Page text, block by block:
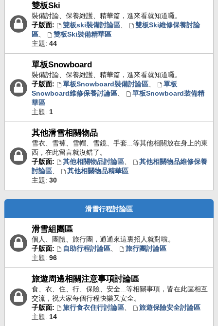
雙板Ski
裝備討論、保養維護、精華篇，進來看就知道囉。
子版面:
雙板ski裝備討論區、
雙板Ski維修保養討論
區
雙板Ski裝備精華區
主題: 44
單板Snowboard
裝備討論、保養維護、精華篇，進來看就知道囉。
子版面:
單板Snowboard裝備討論區、
單板
Snowboard維修保養討論區
單板Snowboard裝備精
華區
主題: 1
其他滑雪相關物品
雪衣、雪褲、雪帽、雪鏡、手套...等其他相關放在身上的東
西，在此留言就沒錯了。
子版面:
其他相關物品討論區、
其他相關物品維修保養
討論區
其他相關物品精華區
主題: 30
滑雪行程討論區
滑雪組團區
個人、團體、旅行團，通通來這裏招人就對啦。
子版面:
自助行程討論區、
旅行團討論區
主題: 96
旅遊周邊相關注意事項討論區
食、衣、住、行、保險、安全...等相關事項，皆在此區相互
交流，祝大家每個行程快樂又安全。
子版面:
旅行食衣住行討論區、
旅遊保險安全討論區
主題: 14